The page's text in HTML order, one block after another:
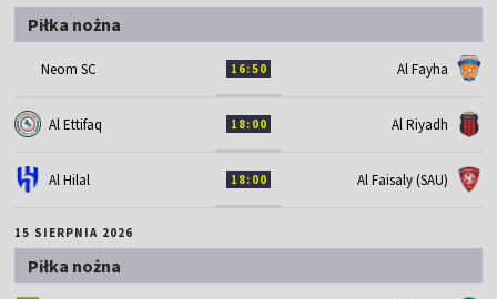
Piłka nożna
Neom SC 16:50 Al Fayha
Al Ettifaq 18:00 Al Riyadh
Al Hilal 18:00 Al Faisaly (SAU)
15 SIERPNIA 2026
Piłka nożna